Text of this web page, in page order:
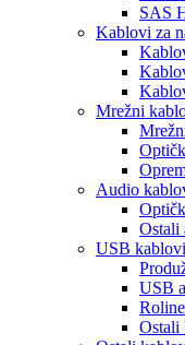
SAS
Kablovi za
Mrežni
Audio
Ostali
USB kablovi
USB
Ostali